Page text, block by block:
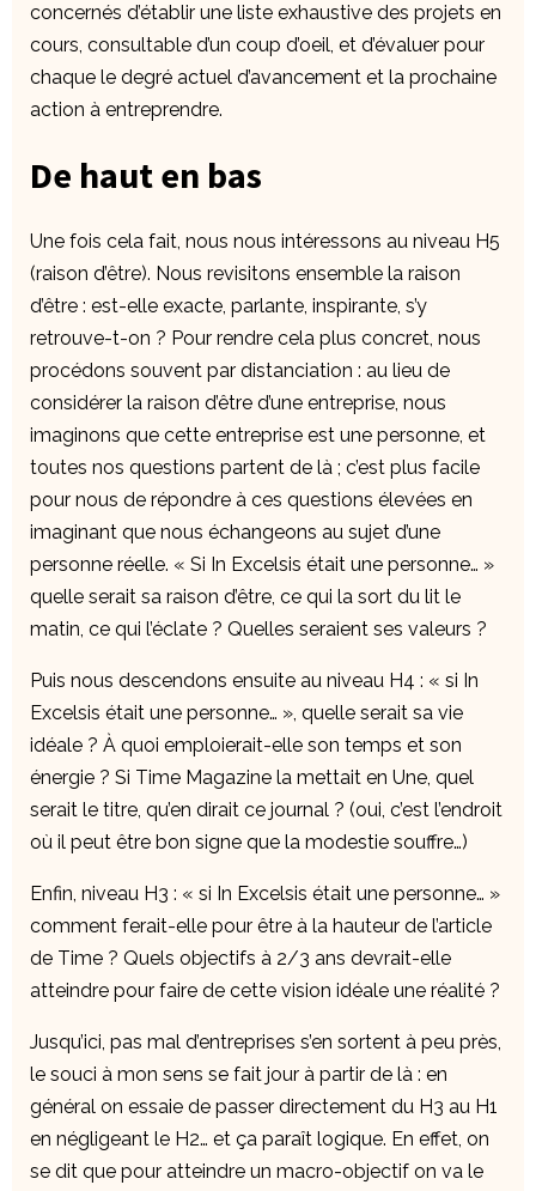
concernés d’établir une liste exhaustive des projets en
cours, consultable d’un coup d’oeil, et d’évaluer pour
chaque le degré actuel d’avancement et la prochaine
action à entreprendre.
De haut en bas
Une fois cela fait, nous nous intéressons au niveau H5
(raison d’être). Nous revisitons ensemble la raison
d’être : est-elle exacte, parlante, inspirante, s’y
retrouve-t-on ? Pour rendre cela plus concret, nous
procédons souvent par distanciation : au lieu de
considérer la raison d’être d’une entreprise, nous
imaginons que cette entreprise est une personne, et
toutes nos questions partent de là ; c’est plus facile
pour nous de répondre à ces questions élevées en
imaginant que nous échangeons au sujet d’une
personne réelle. « Si In Excelsis était une personne… »
quelle serait sa raison d’être, ce qui la sort du lit le
matin, ce qui l’éclate ? Quelles seraient ses valeurs ?
Puis nous descendons ensuite au niveau H4 : « si In
Excelsis était une personne… », quelle serait sa vie
idéale ? À quoi emploierait-elle son temps et son
énergie ? Si Time Magazine la mettait en Une, quel
serait le titre, qu’en dirait ce journal ? (oui, c’est l’endroit
où il peut être bon signe que la modestie souffre…)
Enfin, niveau H3 : « si In Excelsis était une personne… »
comment ferait-elle pour être à la hauteur de l’article
de Time ? Quels objectifs à 2/3 ans devrait-elle
atteindre pour faire de cette vision idéale une réalité ?
Jusqu’ici, pas mal d’entreprises s’en sortent à peu près,
le souci à mon sens se fait jour à partir de là : en
général on essaie de passer directement du H3 au H1
en négligeant le H2… et ça paraît logique. En effet, on
se dit que pour atteindre un macro-objectif on va le